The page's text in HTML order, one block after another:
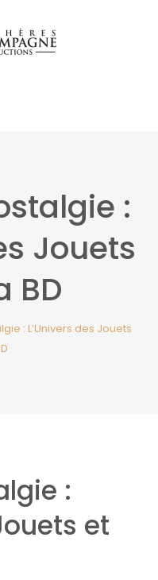
:
Jouets
BD
: L’Univers des Jouets
:
et